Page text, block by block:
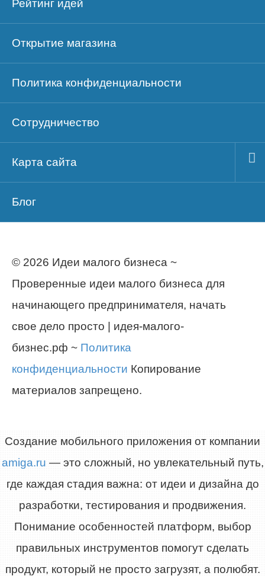
Рейтинг идей
Открытие магазина
Политика конфиденциальности
Сотрудничество
Карта сайта
Блог
© 2026 Идеи малого бизнеса ~
Проверенные идеи малого бизнеса для
начинающего предпринимателя, начать
свое дело просто | идея-малого-
бизнес.рф ~ Политика
конфиденциальности Копирование
материалов запрещено.
Создание мобильного приложения от компании
amiga.ru — это сложный, но увлекательный путь,
где каждая стадия важна: от идеи и дизайна до
разработки, тестирования и продвижения.
Понимание особенностей платформ, выбор
правильных инструментов помогут сделать
продукт, который не просто загрузят, а полюбят.